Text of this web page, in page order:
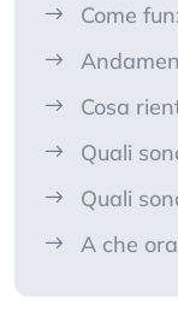
Come
Cosa
Quali
Quali
A che